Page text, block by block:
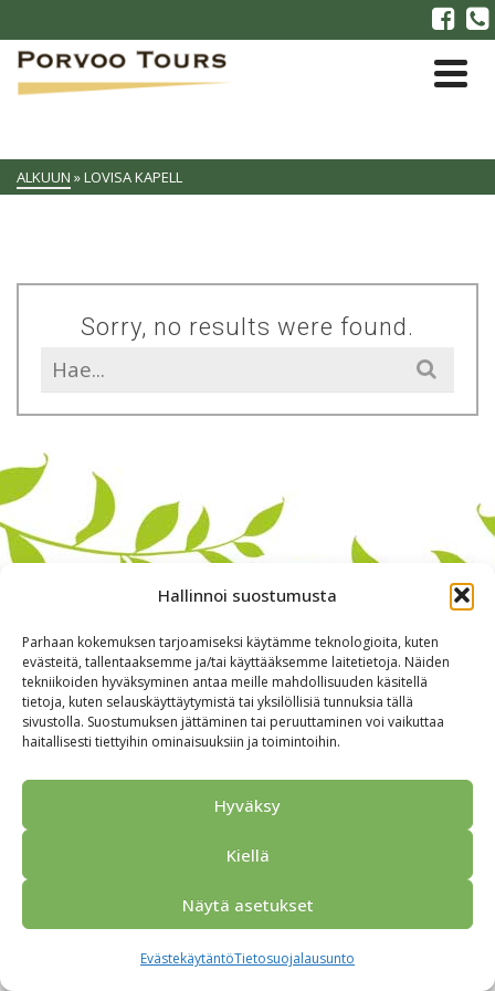
Hallinnoi suostumusta
Parhaan kokemuksen tarjoamiseksi käytämme teknologioita, kuten
evästeitä, tallentaaksemme ja/tai käyttääksemme laitetietoja. Näiden
tekniikoiden hyväksyminen antaa meille mahdollisuuden käsitellä
tietoja, kuten selauskäyttäytymistä tai yksilöllisiä tunnuksia tällä
sivustolla. Suostumuksen jättäminen tai peruuttaminen voi vaikuttaa
haitallisesti tiettyihin ominaisuuksiin ja toimintoihin.
Hyväksy
Kiellä
Näytä asetukset
EvästekäytäntöTietosuojalausunto
ALKUUN »LOVISA KAPELL
Sorry, no results were found.
Search
for:
Alkuun Ryhmille Kokous & Ohjelmat
Yhteistyökumppanit
Tarjouspyyntö
Anna palautetta
Tietosuojaseloste
© 2026 Porvoo Tours - matkanjärjestäjä / FPW